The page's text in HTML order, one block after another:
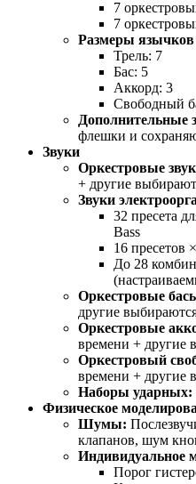
7
7
Размеры язычков
Трель: 7
Бас: 5
Аккорд: 3
Свободный
Дополнительные
флешки и
Звуки
Оркестровые
+ другие
Звуки
32 пресета
Bass
16 пресетов
До 28
Оркестровые
другие
Оркестровые
времени + другие
Оркестровый
времени + другие
Наборы ударных:
Физическое
Шумы:
клапанов, шум
Индивидуальное
Порог